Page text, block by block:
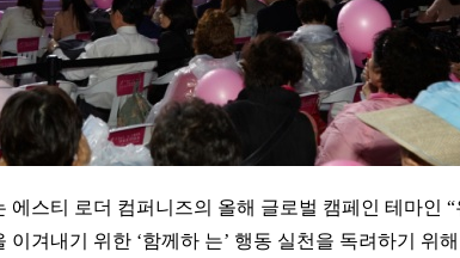
에스티 로더 컴퍼니즈의 올해 글로벌 캠페인 테마인
이겨내기 위한 ‘함께하 는’ 행동 실천을 독려하기 위